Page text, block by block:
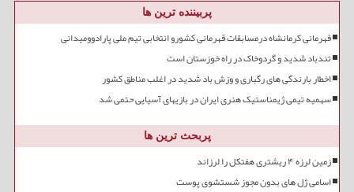
پربیننده ترین ها
قهرمانی کرمانشاه درمسابقات قهرمانی کشورو انتخابی تیم ملی پارادوومیدانی
تندباد شدید و گردوخاک در راه خوزستان است
اخطار بارندگی های رگباری و وزش باد شدید در اغلب مناطق کشور
سهمیه تیمی ژیمناستیک هنری ایران در بازیهای آسیایی حتمی شد
پربحث ترین ها
زمین لرزه ۴ ریشتری هفتکل را لرزاند
اسامی ژل های بدون مجوز شستشوی پوست